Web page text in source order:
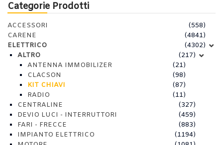
Categorie Prodotti
ACCESSORI
(558)
CARENE
(4841)
ELETTRICO
(4302)
ALTRO
(217)
ANTENNA IMMOBILIZER
(21)
CLACSON
(98)
KIT CHIAVI
(87)
RADIO
(11)
CENTRALINE
(327)
DEVIO LUCI - INTERRUTTORI
(459)
FARI - FRECCE
(883)
IMPIANTO ELETTRICO
(1194)